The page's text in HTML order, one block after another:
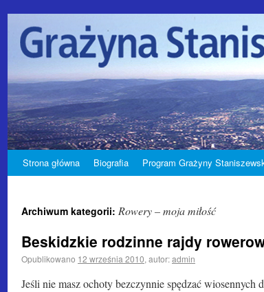
Strona główna Biografia Program Grażyny
Archiwum kategorii: Rowery – moja miłość
Beskidzkie rodzinne rajdy
Opublikowano 12 września 2010, autor:admin
Jeśli nie masz ochoty bezczynnie spędzać